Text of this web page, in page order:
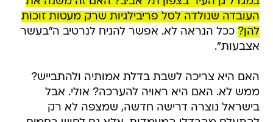
העובדה שנולדה לסל פריבילגיות שרק מעטות זוכות
להן? ככל הנראה לא. אפשר להניח לנרטיב ה"בעשר
אצבעות".
האם היא צריכה לשבת בדלת אמותיה ולהתבייש?
ממש לא. האם היא ראויה להערכה? אולי. אבל
בישראל נוצרה דרישה חדשה, שמצפה לא רק